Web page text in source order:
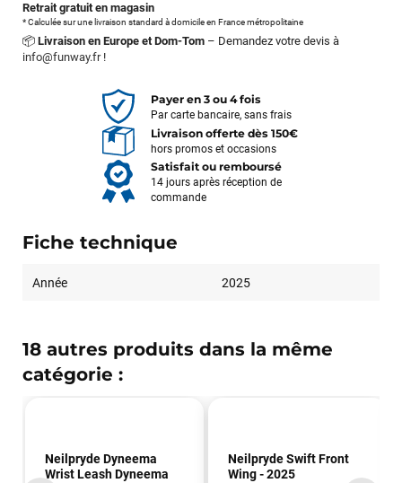
Retrait gratuit en magasin
* Calculée sur une livraison standard à domicile en France métropolitaine
📦 Livraison en Europe et Dom-Tom – Demandez votre devis à
info@funway.fr!
Payer en 3 ou 4 fois
Par carte bancaire, sans frais
Livraison offerte dès 150€
hors promos et occasions
Satisfait ou remboursé
14 jours après réception de
commande
Fiche technique
Année 2025
18 autres produits dans la même
catégorie :
Neilpryde Dyneema
Wrist Leash Dyneema
Neilpryde Swift Front
Wing - 2025